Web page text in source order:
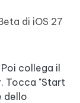
di iOS 27
collega il
Tocca "Start
dello